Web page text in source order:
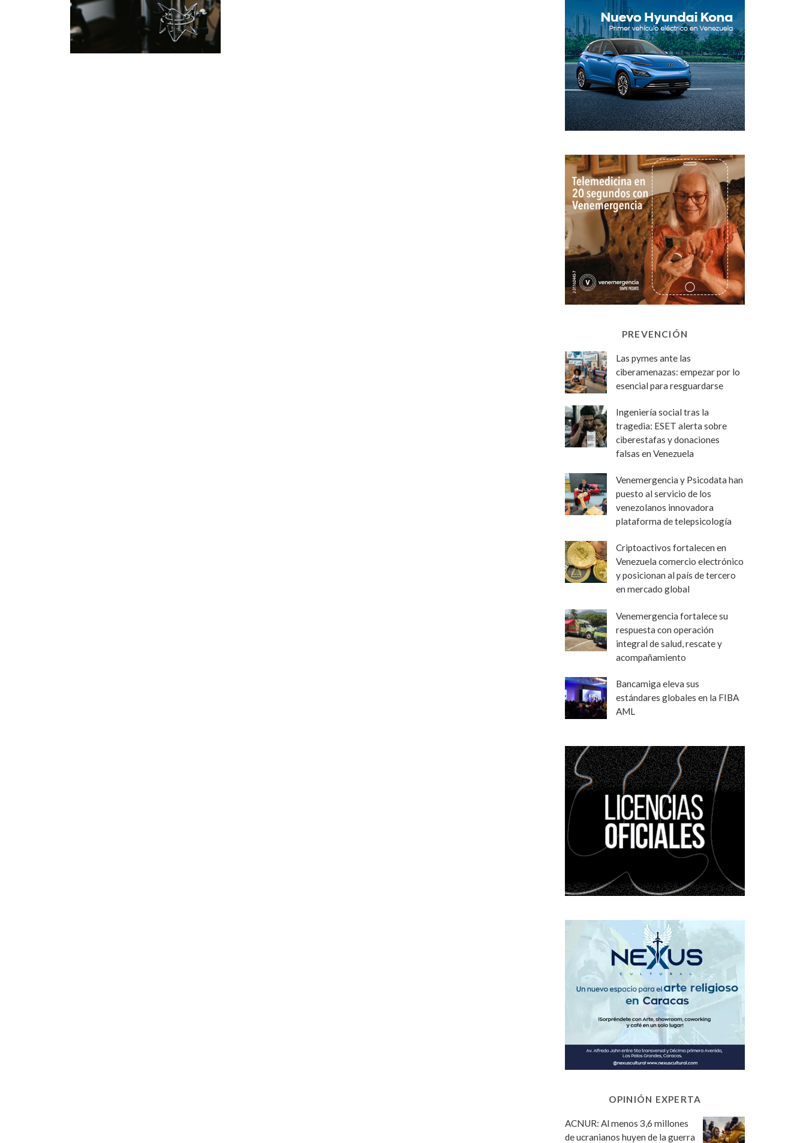
PREVENCIÓN
Las pymes ante las
ciberamenazas: empezar por lo
esencial para resguardarse
Ingeniería social tras la
tragedia: ESET alerta sobre
ciberestafas y donaciones
falsas en Venezuela
Venemergencia y Psicodata han
puesto al servicio de los
venezolanos innovadora
plataforma de telepsicología
Criptoactivos fortalecen en
Venezuela comercio electrónico
y posicionan al país de tercero
en mercado global
Venemergencia fortalece su
respuesta con operación
integral de salud, rescate y
acompañamiento
Bancamiga eleva sus
estándares globales en la FIBA
AML
OPINIÓN EXPERTA
ACNUR: Al menos 3,6 millones
de ucranianos huyen de la guerra